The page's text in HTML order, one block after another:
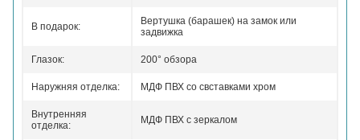
В подарок:
Вертушка (барашек) на замок или
задвижка
Глазок: 200° обзора
Наружняя отделка: МДФ ПВХ со свставками хром
Внутренняя
отделка:
МДФ ПВХ с зеркалом